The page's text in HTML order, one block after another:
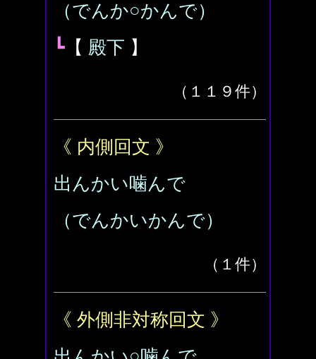
（でんか○かんで）
┗ 【 殿下 】
（１１９件）
《 内側回文 》
出んかい噛んで
（でんかいかんで）
（１件）
《 外側非対称回文 》